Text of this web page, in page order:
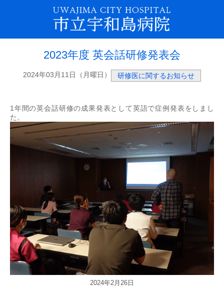
2023年度 英会話研修発表会
2024年03月11日（月曜日） 研修医に関するお知らせ
1年間の英会話研修の成果発表として英語で症例発表をしまし
た。
2024年2月26日